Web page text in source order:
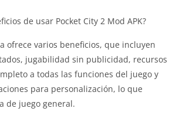
de usar Pocket City 2 Mod APK?
ofrece varios beneficios, que incluyen
jugabilidad sin publicidad, recursos
a todas las funciones del juego y
para personalización, lo que
de juego general.